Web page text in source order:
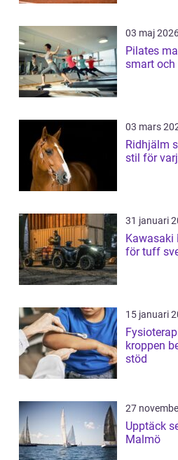
03 maj
Pilates maskiner
smart
03 mars
Ridhjälm säkerhet, passform och
stil för
31 januari
Kawasaki
för tuff
15 januari
Fysioterapi
kroppen
stöd
27
Upptäck
Malmö